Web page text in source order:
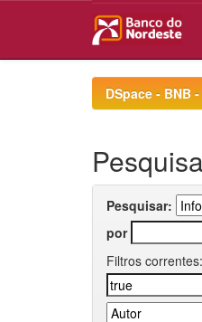
DSpace - BNB
Pesquisar:
por
Filtros correntes: